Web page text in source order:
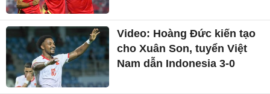
Video: Hoàng Đức kiến tạo
cho Xuân Son, tuyển Việt
Nam dẫn Indonesia 3-0